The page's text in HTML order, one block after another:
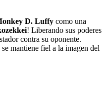
D. Luffy como una
! Liberando sus poderes
contra su oponente.
mantiene fiel a la imagen del